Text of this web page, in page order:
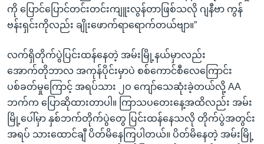
ကို ပြောင်ပြောင်တင်းတင်းကျူးလွန်တာဖြစ်သလို ဂျနီဗာ ကွန်
ဗန်းရှင်းကိုလည်း ချိုးဖောက်ရာရောက်တယ်ဗျာ။”
လက်ရှိတိုက်ပွဲပြင်းထန်နေတဲ့ အမ်းမြို့နယ်မှာလည်း
အောက်တိုဘာလ အကုန်ပိုင်းမှာပဲ စစ်ကောင်စီလေကြောင်း
ပစ်ခတ်မှုကြောင့် အရပ်သား ၂ဝ ကျော်သေဆုံးခဲ့တယ်လို့ AA
ဘက်က ပြောဆိုထားတာပါ။ ကြာသပတေးနေ့အထိလည်း အမ်း
မြို့ပေါ်မှာ နှစ်ဘက်တိုက်ပွဲတွေ ပြင်းထန်နေသလို တိုက်ပွဲအတွင်း
အရပ် သားထောင်ချီ ပိတ်မိနေကြပါတယ်။ ပိတ်မိနေတဲ့ အမ်းမြို့